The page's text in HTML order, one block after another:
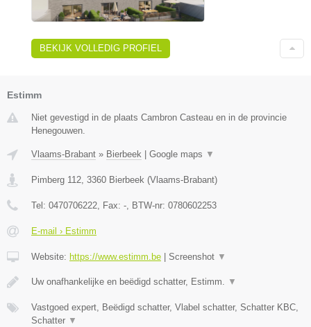
BEKIJK VOLLEDIG PROFIEL
Estimm
Niet gevestigd in de plaats Cambron Casteau en in de provincie
Henegouwen.
Vlaams-Brabant » Bierbeek Google maps ▼
Pimberg 112 3360 Bierbeek (Vlaams-Brabant)
Tel: 0470706222 , Fax: - , BTW-nr: 0780602253
E-mail › Estimm
Website: https://www.estimm.be Screenshot ▼
Uw onafhankelijke en beëdigd schatter, Estimm. ▼
Vastgoed expert, Beëdigd schatter, Vlabel schatter, Schatter KBC,
Schatter ▼